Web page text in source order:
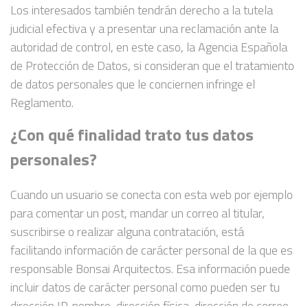
Los interesados también tendrán derecho a la tutela
judicial efectiva y a presentar una reclamación ante la
autoridad de control, en este caso, la Agencia Española
de Protección de Datos, si consideran que el tratamiento
de datos personales que le conciernen infringe el
Reglamento.
¿Con qué finalidad trato tus datos
personales?
Cuando un usuario se conecta con esta web por ejemplo
para comentar un post, mandar un correo al titular,
suscribirse o realizar alguna contratación, está
facilitando información de carácter personal de la que es
responsable Bonsai Arquitectos. Esa información puede
incluir datos de carácter personal como pueden ser tu